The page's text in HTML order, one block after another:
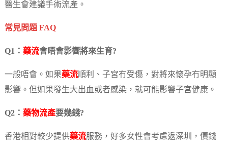
醫生會建議手術流產。
常見問題 FAQ
Q1： 藥流會唔會影響將來生育?
一般唔會。如果藥流順利、子宮冇受傷，對將來懷孕冇明顯
影響。但如果發生大出血或者感染，就可能影響子宮健康。
Q2： 藥物流產要幾錢?
香港相對較少提供藥流服務，好多女性會考慮返深圳，價錢